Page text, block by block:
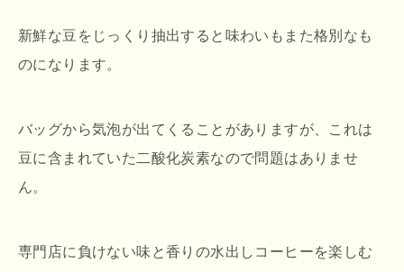
新鮮な豆をじっくり抽出すると味わいもまた格別なも
のになります。
バッグから気泡が出てくることがありますが、これは
豆に含まれていた二酸化炭素なので問題はありませ
ん。
専門店に負けない味と香りの水出しコーヒーを楽しむ